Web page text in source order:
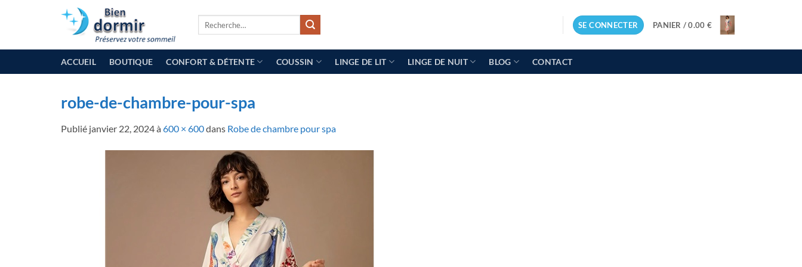
SE CONNECTER PANIER /0.00 €
ACCUEIL BOUTIQUE CONFORT & DÉTENTE COUSSIN LINGE DE LIT LINGE DE NUIT BLOG CONTACT
robe-de-chambre-pour-spa
Publié janvier 22, 2024à 600 × 600dans Robe de chambre pour spa